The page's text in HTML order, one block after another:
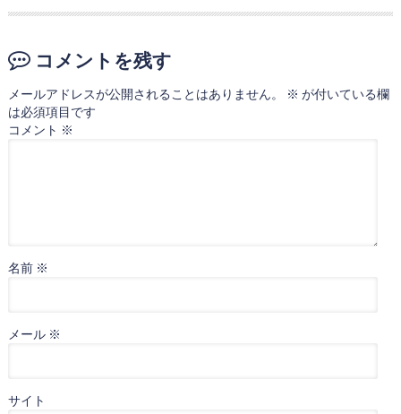
コメントを残す
メールアドレスが公開されることはありません。 ※ が付いている欄
は必須項目です
コメント ※
名前 ※
メール ※
サイト